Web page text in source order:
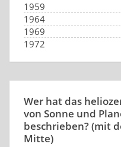
1959
1964
1969
1972
Wer hat das
von Sonne und
beschrieben? (mit
Mitte)